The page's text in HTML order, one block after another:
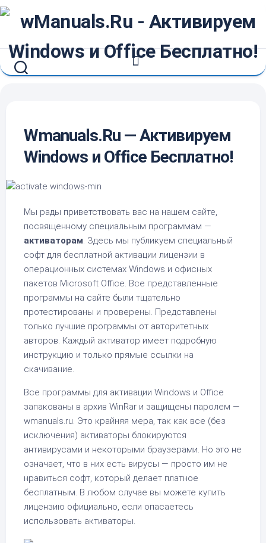
Перейти
к
Wmanuals.Ru — Активируем
Windows и Office Бесплатно!
Мы рады приветствовать вас на нашем сайте,
посвященному специальным программам —
активаторам. Здесь мы публикуем специальный
софт для бесплатной активации лицензии в
операционных системах Windows и офисных
пакетов Microsoft Office. Все представленные
программы на сайте были тщательно
протестированы и проверены. Представлены
только лучшие программы от авторитетных
авторов. Каждый активатор имеет подробную
инструкцию и только прямые ссылки на
скачивание.
Все программы для активации Windows и Office
запакованы в архив WinRar и защищены паролем —
wmanuals.ru. Это крайняя мера, так как все (без
исключения) активаторы блокируются
антивирусами и некоторыми браузерами. Но это не
означает, что в них есть вирусы — просто им не
нравиться софт, который делает платное
бесплатным. В любом случае вы можете купить
лицензию официально, если опасаетесь
использовать активаторы.